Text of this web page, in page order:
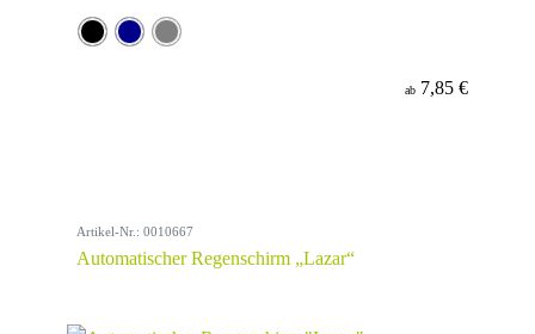
ab 7,85 €
Artikel-Nr.: 0010667
Automatischer Regenschirm „Lazar“